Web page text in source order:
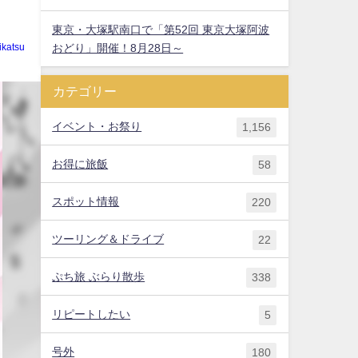
東京・大塚駅南口で「第52回 東京大塚阿波
おどり」開催！8月28日～
カテゴリー
イベント・お祭り 1,156
お得に旅飯 58
スポット情報 220
ツーリング＆ドライブ 22
ぷち旅 ぶらり散歩 338
リピートしたい 5
号外 180